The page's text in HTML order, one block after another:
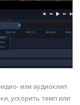
или аудиоклип
ускорить темп или